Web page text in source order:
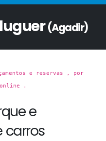
(Agadir)
e reservas , por
.
e
carros